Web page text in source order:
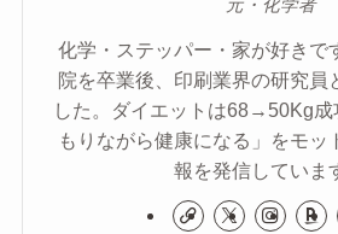
元・化学者
化学・ステッパー・家が好きで
院を卒業後、印刷業界の研究員
した。ダイエットは68→50Kg成
もりながら健康になる」をモッ
報を発信していま